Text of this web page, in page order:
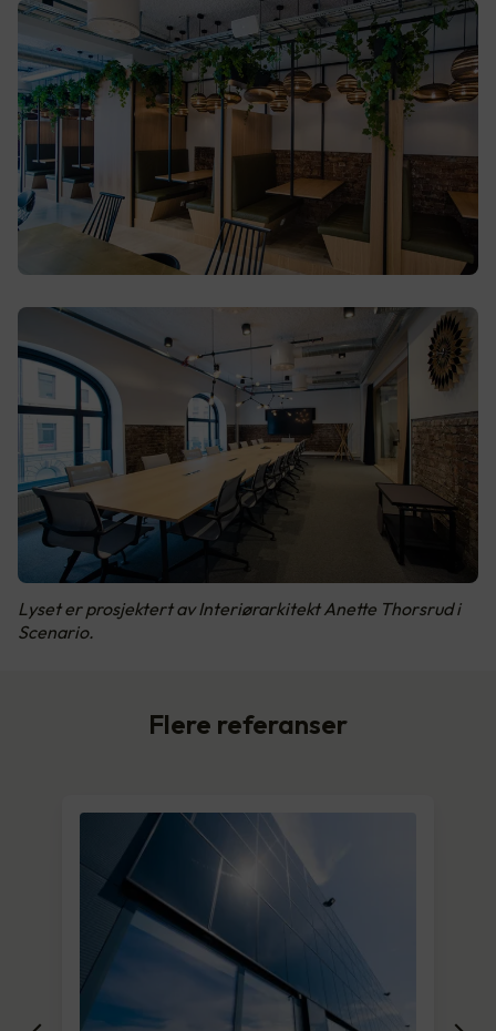
Lyset er prosjektert av Interiørarkitekt Anette Thorsrud i
Scenario.
Flere referanser